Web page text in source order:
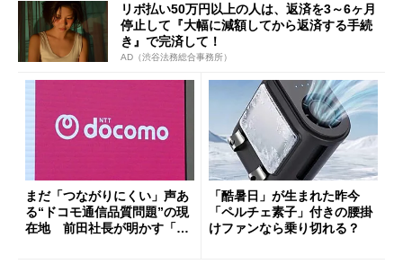
リボ払い50万円以上の人は、返済を3～6ヶ月
停止して『大幅に減額してから返済する手続
き』で完済して！
AD（渋谷法務総合事務所）
まだ「つながりにくい」声あ
る“ドコモ通信品質問題”の現
在地 前田社長が明かす「道
「酷暑日」が生まれた昨今
「ペルチェ素子」付きの腰掛
けファンなら乗り切れる？